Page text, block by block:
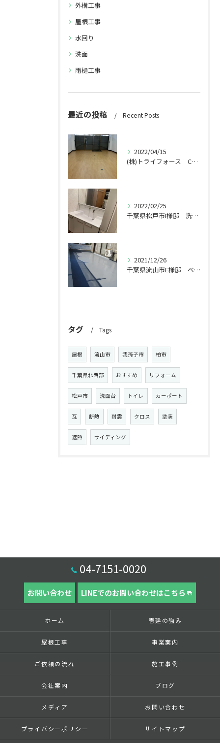
外構工事
屋根工事
水回り
洗面
雨樋工事
最近の投稿 Recent Posts
2022/04/15
(株)トライフォース CF張替え工事
2022/02/25
千葉県松戸市I様邸 洗面台交換工事
2021/12/26
千葉県流山市E様邸 ベランダ工事
タグ Tags
屋根 流山市 我孫子市 柏市
千葉県北西部 おすすめ リフォーム
松戸市 洗面台 トイレ カーポート
瓦 断熱 耐震 クロス 塗装
遮熱 サイディング
04-7151-0020
お問い合わせ LINEでのお問い合わせはこちら
ホーム 壱建の強み
屋根工事 事業案内
ご依頼の流れ 施工事例
会社案内 ブログ
メディア お問い合わせ
プライバシーポリシー サイトマップ